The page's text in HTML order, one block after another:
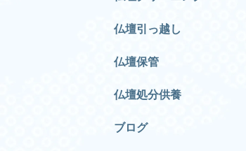
仏壇引っ越し
仏壇保管
仏壇処分供養
ブログ